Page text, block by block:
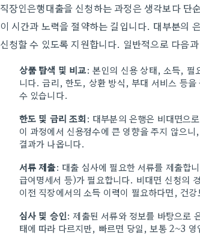
직장인은행대출을 신청하는 과정은 생각보다 단
이 시간과 노력을 절약하는 길입니다. 대부분의
신청할 수 있도록 지원합니다. 일반적으로 다음
상품 탐색 및 비교: 본인의 신용 상태, 소득, 필
니다. 금리, 한도, 상환 방식, 부대 서비스 등
수 있습니다.
한도 및 금리 조회: 대부분의 은행은 비대면으
이 과정에서 신용점수에 큰 영향을 주지 않으
결과가 나옵니다.
서류 제출: 대출 심사에 필요한 서류를 제출합
급여명세서 등)가 필요합니다. 비대면 신청의
이전 직장에서의 소득 이력이 필요하다면, 건
심사 및 승인: 제출된 서류와 정보를 바탕으로
태에 따라 다르지만, 빠르면 당일, 보통 2~3